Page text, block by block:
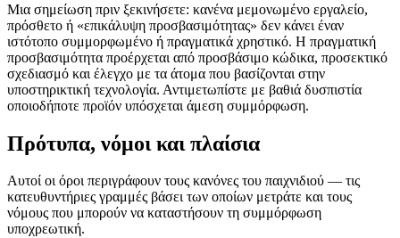
Μια σημείωση πριν ξεκινήσετε: κανένα μεμονωμένο εργαλείο,
πρόσθετο ή «επικάλυψη προσβασιμότητας» δεν κάνει έναν
ιστότοπο συμμορφωμένο ή πραγματικά χρηστικό. Η πραγματική
προσβασιμότητα προέρχεται από προσβάσιμο κώδικα, προσεκτικό
σχεδιασμό και έλεγχο με τα άτομα που βασίζονται στην
υποστηρικτική τεχνολογία. Αντιμετωπίστε με βαθιά δυσπιστία
οποιοδήποτε προϊόν υπόσχεται άμεση συμμόρφωση.
Πρότυπα, νόμοι και πλαίσια
Αυτοί οι όροι περιγράφουν τους κανόνες του παιχνιδιού — τις
κατευθυντήριες γραμμές βάσει των οποίων μετράτε και τους
νόμους που μπορούν να καταστήσουν τη συμμόρφωση
υποχρεωτική.